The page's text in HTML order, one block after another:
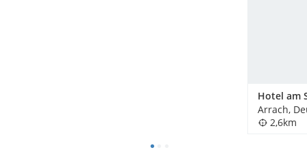
Hotel am
Arrach,
2,6km